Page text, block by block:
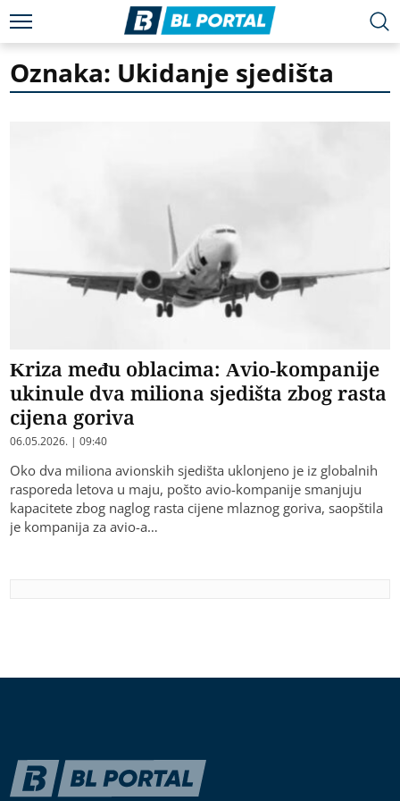
Oznaka: Ukidanje sjedišta
Kriza među oblacima: Avio-kompanije
ukinule dva miliona sjedišta zbog rasta
cijena goriva
06.05.2026. | 09:40
Oko dva miliona avionskih sjedišta uklonjeno je iz globalnih
rasporeda letova u maju, pošto avio-kompanije smanjuju
kapacitete zbog naglog rasta cijene mlaznog goriva, saopštila
je kompanija za avio-a…